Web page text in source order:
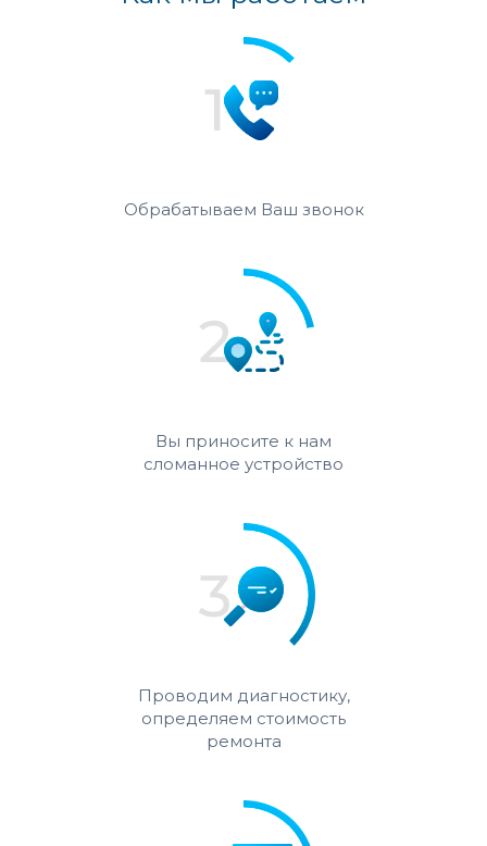
Обрабатываем Ваш звонок
Вы приносите к нам
сломанное устройство
Проводим диагностику,
определяем стоимость
ремонта